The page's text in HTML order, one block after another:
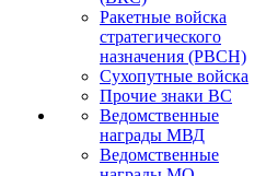
Ракетные войска
стратегического
назначения (РВСН)
Сухопутные войска
Прочие знаки ВС
Ведомственные
награды МВД
Ведомственные